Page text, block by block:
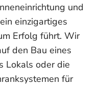
und
einzigartiges
Erfolg führt. Wir
den Bau eines
Lokals oder die
für